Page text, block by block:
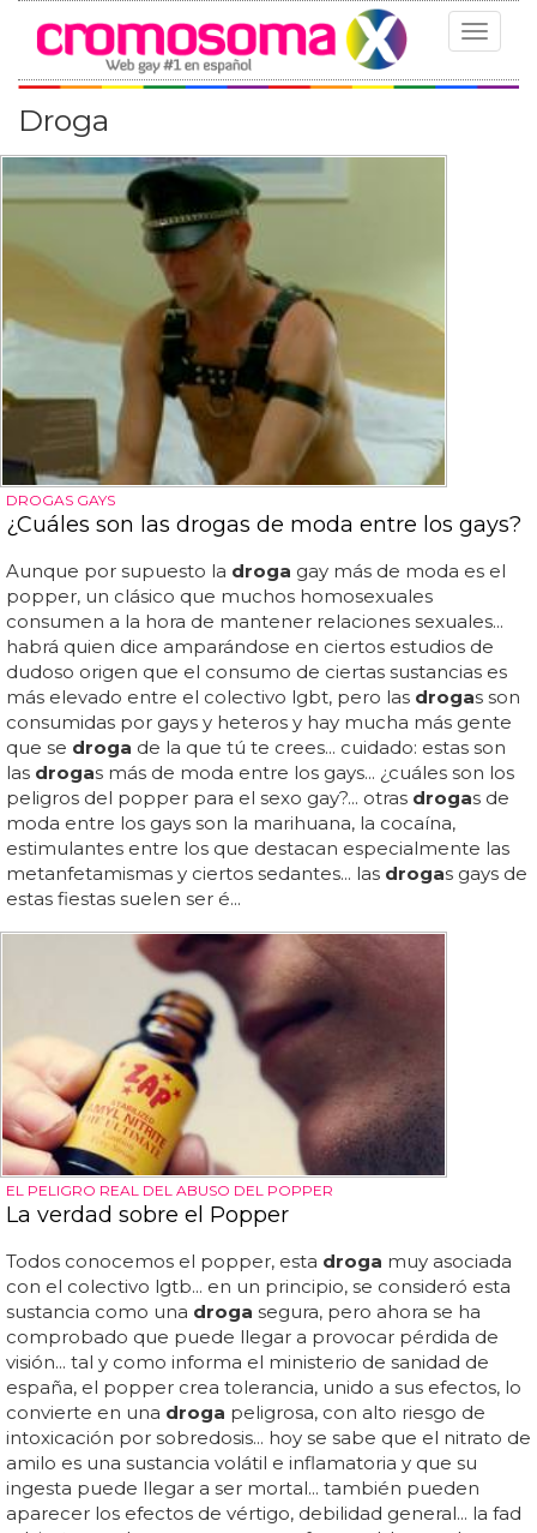
Toggle
Droga
DROGAS GAYS
¿Cuáles son las drogas de moda entre los gays?
Aunque por supuesto la droga gay más de moda es el
popper, un clásico que muchos homosexuales
consumen a la hora de mantener relaciones sexuales...
habrá quien dice amparándose en ciertos estudios de
dudoso origen que el consumo de ciertas sustancias es
más elevado entre el colectivo lgbt, pero las drogas son
consumidas por gays y heteros y hay mucha más gente
que se droga de la que tú te crees... cuidado: estas son
las drogas más de moda entre los gays... ¿cuáles son los
peligros del popper para el sexo gay?... otras drogas de
moda entre los gays son la marihuana, la cocaína,
estimulantes entre los que destacan especialmente las
metanfetamismas y ciertos sedantes... las drogas gays de
estas fiestas suelen ser é...
EL PELIGRO REAL DEL ABUSO DEL POPPER
La verdad sobre el Popper
Todos conocemos el popper, esta droga muy asociada
con el colectivo lgtb... en un principio, se consideró esta
sustancia como una droga segura, pero ahora se ha
comprobado que puede llegar a provocar pérdida de
visión... tal y como informa el ministerio de sanidad de
españa, el popper crea tolerancia, unido a sus efectos, lo
convierte en una droga peligrosa, con alto riesgo de
intoxicación por sobredosis... hoy se sabe que el nitrato de
amilo es una sustancia volátil e inflamatoria y que su
ingesta puede llegar a ser mortal... también pueden
aparecer los efectos de vértigo, debilidad general... la fad